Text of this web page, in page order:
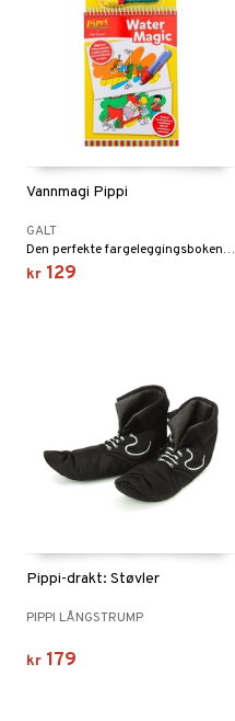
Vannmagi Pippi
GALT
Den perfekte fargeleggingsboken som kan brukes flere ganger!
kr 129
Pippi-drakt: Støvler
PIPPI LÅNGSTRUMP
kr 179